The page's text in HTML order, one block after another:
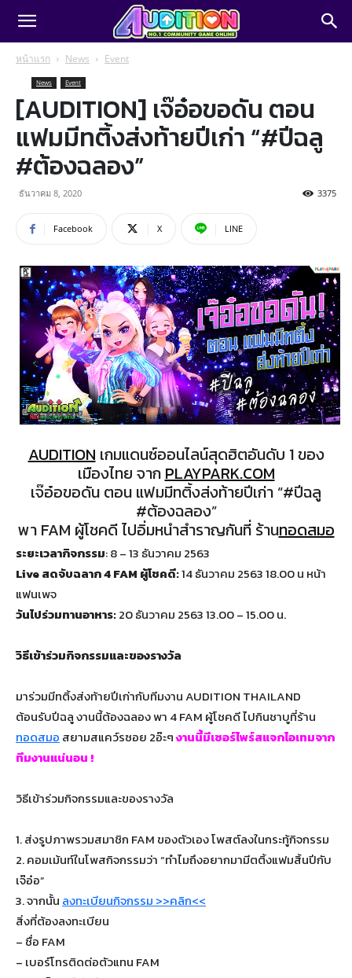
หน้าแรก News Event
News Event
[AUDITION] เจ๊อ๋อขอดัน ตอน
แฟมมีทติ้งส่งท้ายปีเก่า “#ปีฉลู
#ต้องฉลอง”
ธันวาคม 8, 2020 3375
Facebook X LINE
AUDITION เกมแดนซ์ออนไลน์สุดฮิตอันดับ 1 ของ
เมืองไทย จาก PLAYPARK.COM
เจ๊อ๋อขอดัน ตอน แฟมมีทติ้งส่งท้ายปีเก่า “#ปีฉลู
#ต้องฉลอง”
พา FAM ผู้โชคดี ไปอิ่มหนำสำราญกันที่ ร้านทอดสมอ
ระยะเวลากิจกรรม: 8 – 13 ธันวาคม 2563
Live สดจับฉลาก 4 FAM ผู้โชคดี:14 ธันวาคม 2563 18.00 น หน้า
แฟนเพจ
วันไปร่วมทานอาหาร:20 ธันวาคม 2563 13.00 – 15.00 น.
วิธีเข้าร่วมกิจกรรมและของรางวัล
มาร่วมมีทติ้งส่งท้ายปีเก่ากับทีมงาน AUDITION THAILAND
ต้อนรับปีฉลู งานนี้ต้องฉลอง พา 4 FAM ผู้โชคดี ไปกินชาบูที่ร้าน
ทอดสมอ สยามสแคว์รซอย 2อ๊ะๆงานนี้มีเซอร์ไพร์สแจกไอเทมจาก
ทีมงานแน่นอน !
วิธีเข้าร่วมกิจกรรมและของรางวัล
1. ส่งรูปภาพรวมสมาชิก FAM ของตัวเอง โพสต์ลงในกระทู้กิจกรรม
2. คอมเม้นท์ในโพสกิจกรรมว่า “ทำไมถึงอยากมามีตติ้งแฟมสิ้นปีกับ
เจ๊อ๋อ”
3. จากนั้น ลงทะเบียนกิจกรรม >>คลิก<<
สิ่งที่ต้องลงทะเบียน
– ชื่อ FAM
– เบอร์โทรติดต่อตัวแทน FAM